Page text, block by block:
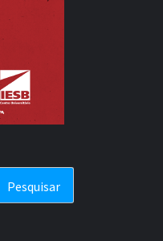
Pesquisar